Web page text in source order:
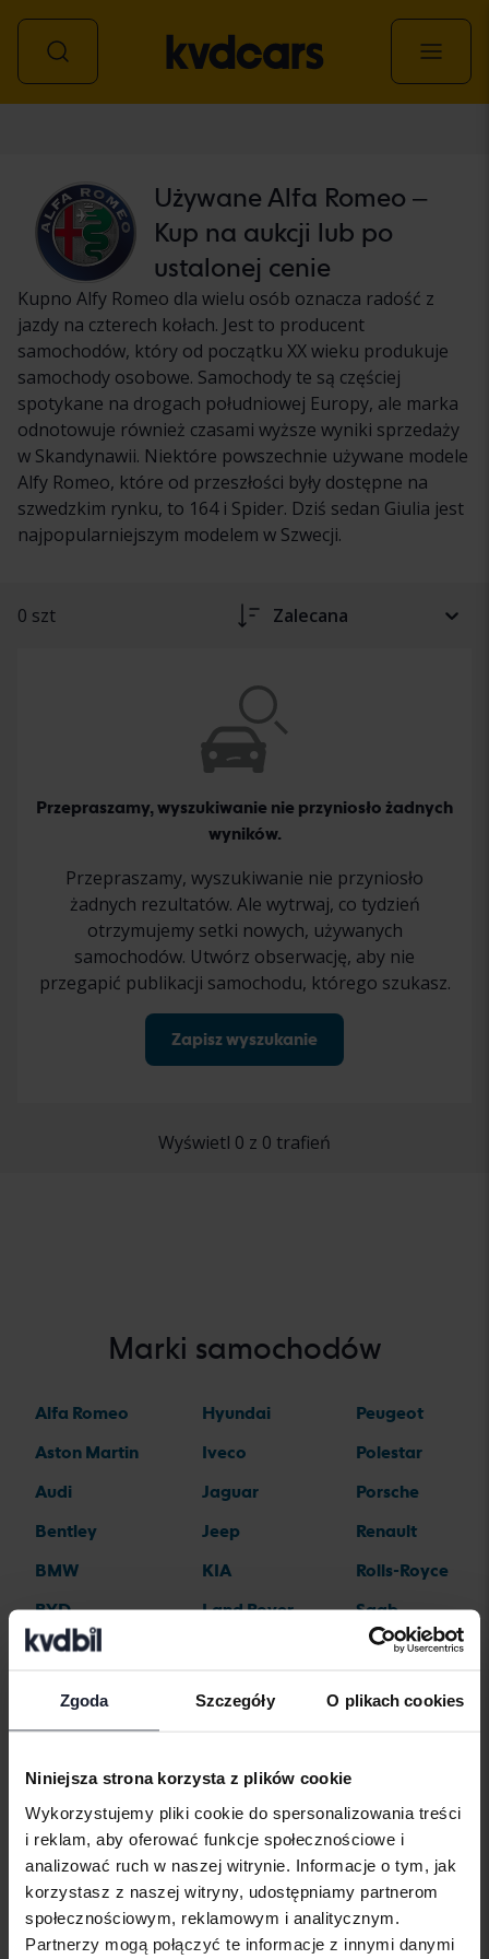
Zgoda Szczegóły O plikach cookies
Niniejsza strona korzysta z plików cookie
Wykorzystujemy pliki cookie do spersonalizowania treści
i reklam, aby oferować funkcje społecznościowe i
analizować ruch w naszej witrynie. Informacje o tym, jak
korzystasz z naszej witryny, udostępniamy partnerom
społecznościowym, reklamowym i analitycznym.
Partnerzy mogą połączyć te informacje z innymi danymi
Używane Alfa Romeo –
Kup na aukcji lub po
ustalonej cenie
Kupno Alfy Romeo dla wielu osób oznacza radość z
jazdy na czterech kołach. Jest to producent
samochodów, który od początku XX wieku produkuje
samochody osobowe. Samochody te są częściej
spotykane na drogach południowej Europy, ale marka
odnotowuje również czasami wyższe wyniki sprzedaży
w Skandynawii. Niektóre powszechnie używane modele
Alfy Romeo, które od przeszłości były dostępne na
szwedzkim rynku, to 164 i Spider. Dziś sedan Giulia jest
najpopularniejszym modelem w Szwecji.
0 szt Zalecana
Przepraszamy, wyszukiwanie nie przyniosło żadnych
wyników.
Przepraszamy, wyszukiwanie nie przyniosło
żadnych rezultatów. Ale wytrwaj, co tydzień
otrzymujemy setki nowych, używanych
samochodów. Utwórz obserwację, aby nie
przegapić publikacji samochodu, którego szukasz.
Zapisz wyszukanie
Wyświetl 0 z 0 trafień
Marki samochodów
Alfa Romeo
Aston Martin
Audi
Bentley
BMW
BYD
Cadillac
Chrysler
Dacia
Dodge
Ferrari
Fiat
Hyundai
Iveco
Jaguar
Jeep
KIA
Land Rover
Mercedes
MG
MINI
Mitsubishi
Peugeot
Polestar
Porsche
Renault
Rolls-Royce
Saab
SEAT
Tesla
Toyota
Volkswagen
Volvo